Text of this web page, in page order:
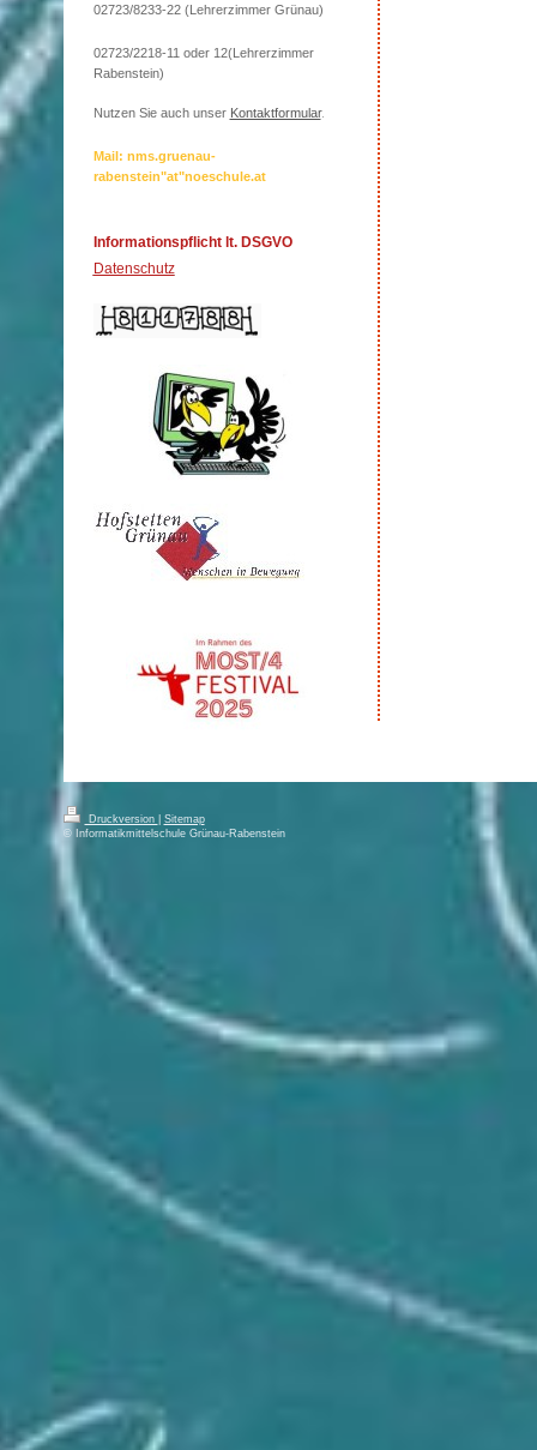
02723/8233-22 (Lehrerzimmer Grünau)
02723/2218-11 oder 12(Lehrerzimmer
Rabenstein)
Nutzen Sie auch unser Kontaktformular.
Mail: nms.gruenau-
rabenstein"at"noeschule.at
Informationspflicht lt. DSGVO
Datenschutz
Druckversion
Sitemap
© Informatikmittelschule Grünau-Rabenstein